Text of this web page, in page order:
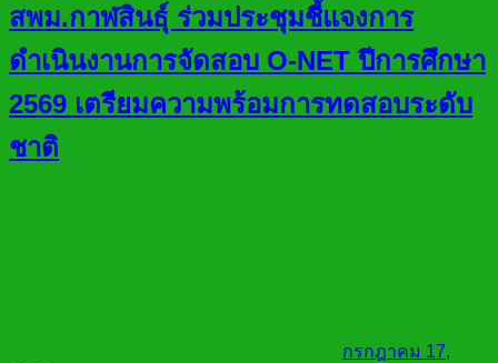
สพม.กาฬสินธุ์ ร่วมประชุมชี้แจงการ
ดำเนินงานการจัดสอบ O-NET ปีการศึกษา
2569 เตรียมความพร้อมการทดสอบระดับ
ชาติ
กรกฎาคม 17,